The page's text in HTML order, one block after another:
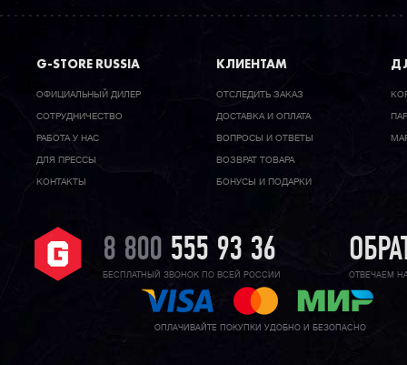
G-STORE RUSSIA
ОФИЦИАЛЬНЫЙ ДИЛЕР
CОТРУДНИЧЕСТВО
РАБОТА У НАС
ДЛЯ ПРЕССЫ
КОНТАКТЫ
КЛИЕНТАМ
ОТСЛЕДИТЬ ЗАКАЗ
ДОСТАВКА И ОПЛАТА
ВОПРОСЫ И ОТВЕТЫ
ВОЗВРАТ ТОВАРА
БОНУСЫ И ПОДАРКИ
8 800 555 93 36
БЕСПЛАТНЫЙ ЗВОНОК ПО ВСЕЙ РОССИИ ОТВЕЧАЕМ
ОПЛАЧИВАЙТЕ ПОКУПКИ УДОБНО И БЕЗОПАСНО